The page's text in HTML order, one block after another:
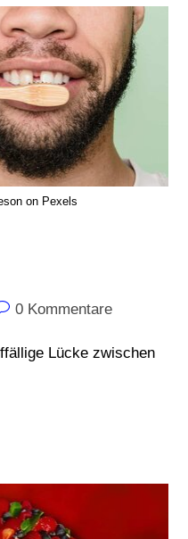
on Pexels
0 Kommentare
Lücke zwischen